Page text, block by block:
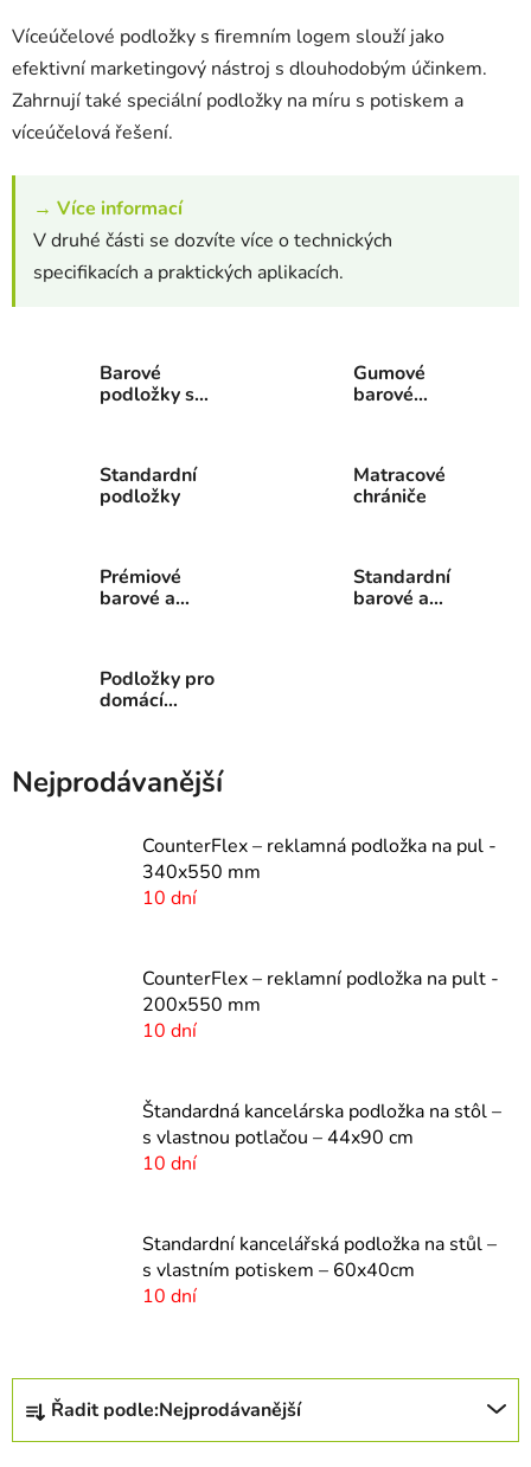
Víceúčelové podložky s firemním logem slouží jako
efektivní marketingový nástroj s dlouhodobým účinkem.
Zahrnují také speciální podložky na míru s potiskem a
víceúčelová řešení.
→ Více informací
V druhé části se dozvíte více o technických
specifikacích a praktických aplikacích.
Barové
podložky s
Gumové
barové
Standardní
podložky
Matracové
chrániče
Prémiové
barové a
Standardní
barové a
Podložky pro
domácí
Nejprodávanější
CounterFlex – reklamná podložka na pul -
340x550 mm
10 dní
CounterFlex – reklamní podložka na pult -
200x550 mm
10 dní
Štandardná kancelárska podložka na stôl –
s vlastnou potlačou – 44x90 cm
10 dní
Standardní kancelářská podložka na stůl –
s vlastním potiskem – 60x40cm
10 dní
Ř
z
Řadit podle:Nejprodávanější